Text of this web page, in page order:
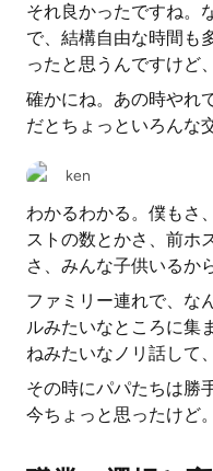
それ良かったですね。
で、結構自由な時間も
ったと思うんですけど、
確かにね。あの時やれ
だとちょっといろんな
ken
わかるわかる。僕もさ
ストの数とかさ、前ホ
さ、みんな子供いるから
ファミリー連れで、な
ルみたいなところに集
ねみたいなノリ話して
その時にパパたちは勝
今ちょっと思ったけど。